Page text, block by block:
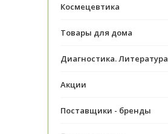
Космецевтика
Товары для дома
Диагностика. Литература
Акции
Поставщики - бренды